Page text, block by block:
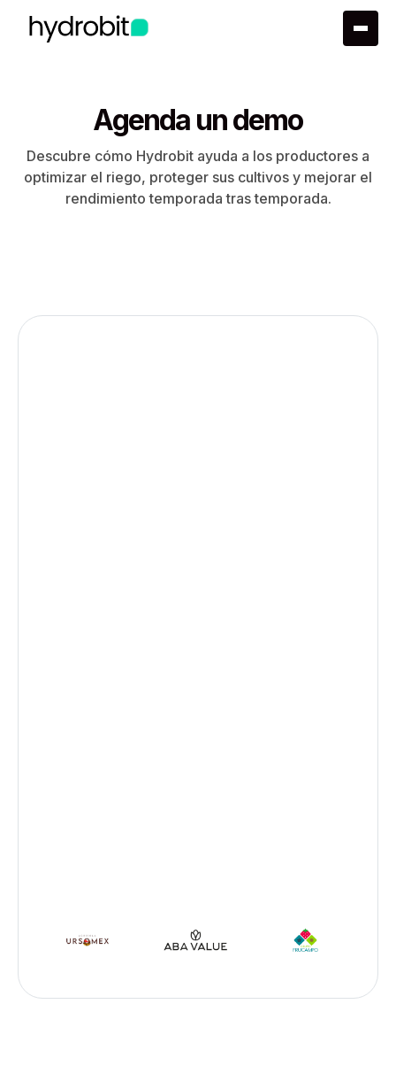
Agenda un demo
Descubre cómo Hydrobit ayuda a los productores a
optimizar el riego, proteger sus cultivos y mejorar el
rendimiento temporada tras temporada.